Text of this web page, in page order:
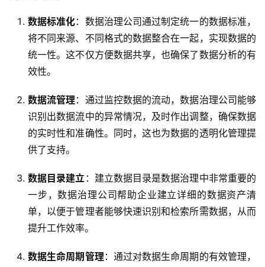
活
解
态
数据标准化：数据治理公司通过制定统一的数据标准，
将不同来源、不同格式的数据整合在一起，实现数据的
统一性。这不仅方便数据共享，也确保了数据分析的有
效性。
数据流管理 ：通过监控数据的流动，数据治理公司能够
识别出数据流中的异常情况，及时作出调整，确保数据
的实时性和准确性。同时，这也为数据的透明化管理提
供了支持。
数据目录建立 ：建立数据目录是数据治理中非常重要的
一步，数据治理公司帮助企业建立详细的数据资产清
单，以便于管理者能够快速识别和检索所需数据，从而
提升工作效率。
数据生命周期管理 ：通过对数据生命周期的有效管理，